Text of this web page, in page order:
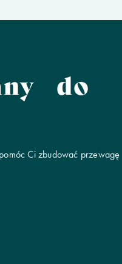
do
Ci zbudować przewagę